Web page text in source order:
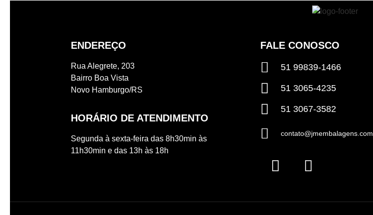
ENDEREÇO
Rua Alegrete, 203
Bairro Boa Vista
Novo Hamburgo/RS
HORÁRIO DE ATENDIMENTO
Segunda à sexta-feira das 8h30min às
11h30min e das 13h às 18h
FALE CONOSCO
5199839-1466
513065-4235
513067-3582
contato@jmembalagens.com